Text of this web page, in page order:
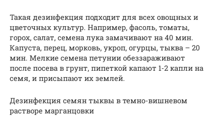
Такая дезинфекция подходит для всех овощных и
цветочных культур. Например, фасоль, томаты,
горох, салат, семена лука замачивают на 40 мин.
Капуста, перец, морковь, укроп, огурцы, тыква – 20
мин. Мелкие семена петунии обеззараживают
после посева в грунт, пипеткой капают 1-2 капли на
семя, и присыпают их землей.
Дезинфекция семян тыквы в темно-вишневом
растворе марганцовки